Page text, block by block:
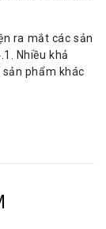
ra mắt các sản
Nhiều khả
phẩm khác